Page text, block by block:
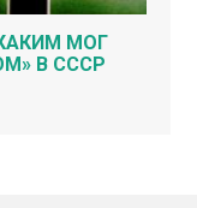
МОГ
В СССР